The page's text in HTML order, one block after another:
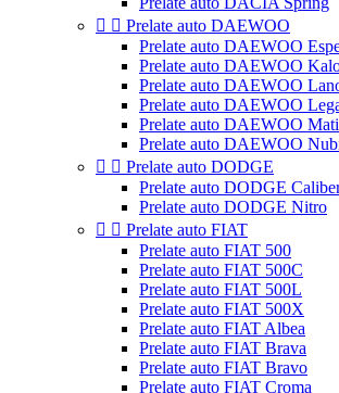
  Prelate auto DAEWOO
Prelate auto DAEWOO
Prelate auto DAEWOO
Prelate auto DAEWOO
Prelate auto DAEWOO
Prelate auto DAEWOO
Prelate auto DAEWOO
  Prelate auto DODGE
Prelate auto DODGE
Prelate auto DODGE Nitro
  Prelate auto FIAT
Prelate auto FIAT 500
Prelate auto FIAT 500C
Prelate auto FIAT 500L
Prelate auto FIAT 500X
Prelate auto FIAT Albea
Prelate auto FIAT Brava
Prelate auto FIAT Bravo
Prelate auto FIAT Croma